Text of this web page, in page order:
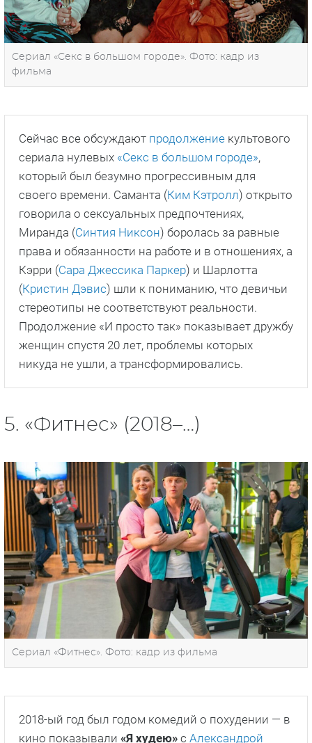
Сериал «Секс в большом городе». Фото: кадр из
фильма
Сейчас все обсуждают продолжение культового
сериала нулевых «Секс в большом городе»,
который был безумно прогрессивным для
своего времени. Саманта (Ким Кэтролл) открыто
говорила о сексуальных предпочтениях,
Миранда (Синтия Никсон) боролась за равные
права и обязанности на работе и в отношениях, а
Кэрри (Сара Джессика Паркер) и Шарлотта
(Кристин Дэвис) шли к пониманию, что девичьи
стереотипы не соответствуют реальности.
Продолжение «И просто так» показывает дружбу
женщин спустя 20 лет, проблемы которых
никуда не ушли, а трансформировались.
5. «Фитнес» (2018–…)
Сериал «Фитнес». Фото: кадр из фильма
2018-ый год был годом комедий о похудении — в
кино показывали «Я худею» с Александрой